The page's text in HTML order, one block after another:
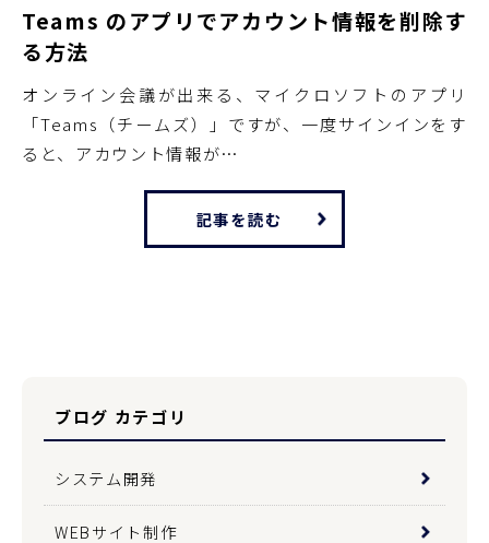
Teams のアプリでアカウント情報を削除す
る方法
オンライン会議が出来る、マイクロソフトのアプリ
「Teams（チームズ）」ですが、一度サインインをす
ると、アカウント情報が…
記事を読む
ブログ カテゴリ
システム開発
WEBサイト制作